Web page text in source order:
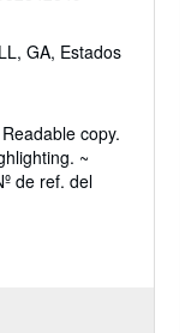
GA, Estados
copy.
~
de ref. del